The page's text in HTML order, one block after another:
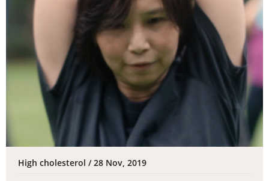
High cholesterol / 28 Nov, 2019